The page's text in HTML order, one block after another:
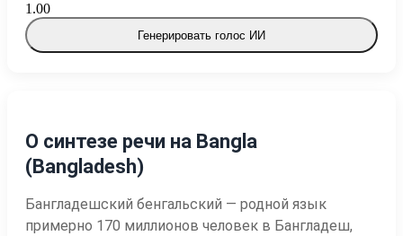
1.00
Генерировать голос ИИ
О синтезе речи на Bangla
(Bangladesh)
Бангладешский бенгальский — родной язык
примерно 170 миллионов человек в Бангладеш,